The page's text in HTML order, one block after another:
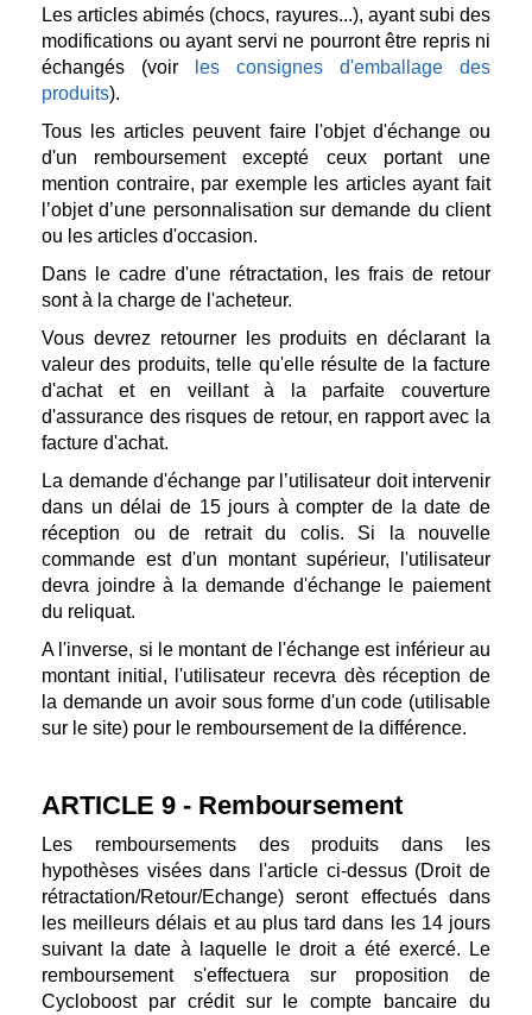
Les articles abimés (chocs, rayures...), ayant subi des
modifications ou ayant servi ne pourront être repris ni
échangés (voir
les consignes d'emballage des
produits).
Tous les articles peuvent faire l'objet d'échange ou
d'un remboursement excepté ceux portant une
mention contraire, par exemple les articles ayant fait
l’objet d’une personnalisation sur demande du client
ou les articles d'occasion.
Dans le cadre d'une rétractation, les frais de retour
sont à la charge de l'acheteur.
Vous devrez retourner les produits en déclarant la
valeur des produits, telle qu'elle résulte de la facture
d'achat et en veillant à la parfaite couverture
d'assurance des risques de retour, en rapport avec la
facture d'achat.
La demande d'échange par l’utilisateur doit intervenir
dans un délai de 15 jours à compter de la date de
réception ou de retrait du colis. Si la nouvelle
commande est d'un montant supérieur, l'utilisateur
devra joindre à la demande d'échange le paiement
du reliquat.
A l'inverse, si le montant de l'échange est inférieur au
montant initial, l'utilisateur recevra dès réception de
la demande un avoir sous forme d'un code (utilisable
sur le site) pour le remboursement de la différence.
ARTICLE 9 - Remboursement
Les remboursements des produits dans les
hypothèses visées dans l'article ci-dessus (Droit de
rétractation/Retour/Echange) seront effectués dans
les meilleurs délais et au plus tard dans les 14 jours
suivant la date à laquelle le droit a été exercé. Le
remboursement s'effectuera sur proposition de
Cycloboost par crédit sur le compte bancaire du